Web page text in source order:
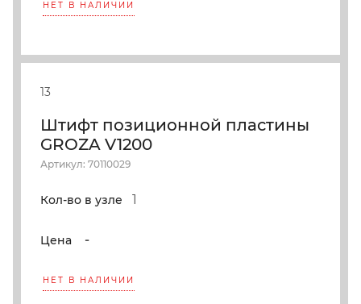
НЕТ В НАЛИЧИИ
13
Штифт позиционной пластины
GROZA V1200
Артикул: 70110029
Кол-во в узле 1
Цена -
НЕТ В НАЛИЧИИ